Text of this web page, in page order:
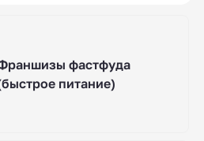
фастфуда
питание)